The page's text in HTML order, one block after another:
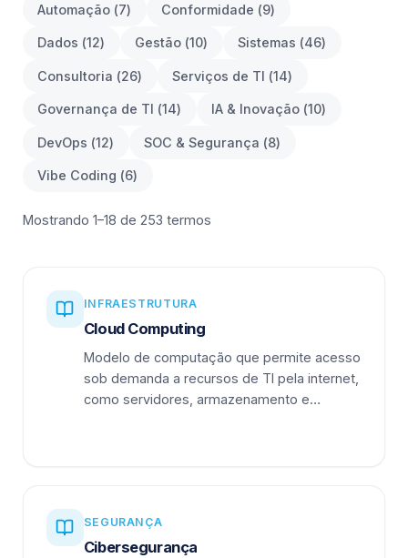
Automação (7) Conformidade (9)
Dados (12) Gestão (10) Sistemas (46)
Consultoria (26) Serviços de TI (14)
Governança de TI (14) IA & Inovação (10)
DevOps (12) SOC & Segurança (8)
Vibe Coding (6)
Mostrando 1–18 de 253 termos
INFRAESTRUTURA
Cloud Computing
Modelo de computação que permite acesso
sob demanda a recursos de TI pela internet,
como servidores, armazenamento e
SEGURANÇA
Cibersegurança